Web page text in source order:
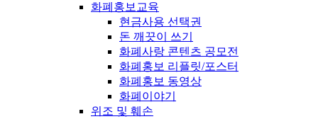
화폐홍보교육
현금사용 선택권
돈 깨끗이 쓰기
화폐사랑 콘텐츠 공모전
화폐홍보 리플릿/포스터
화폐홍보 동영상
화폐이야기
위조 및 훼손